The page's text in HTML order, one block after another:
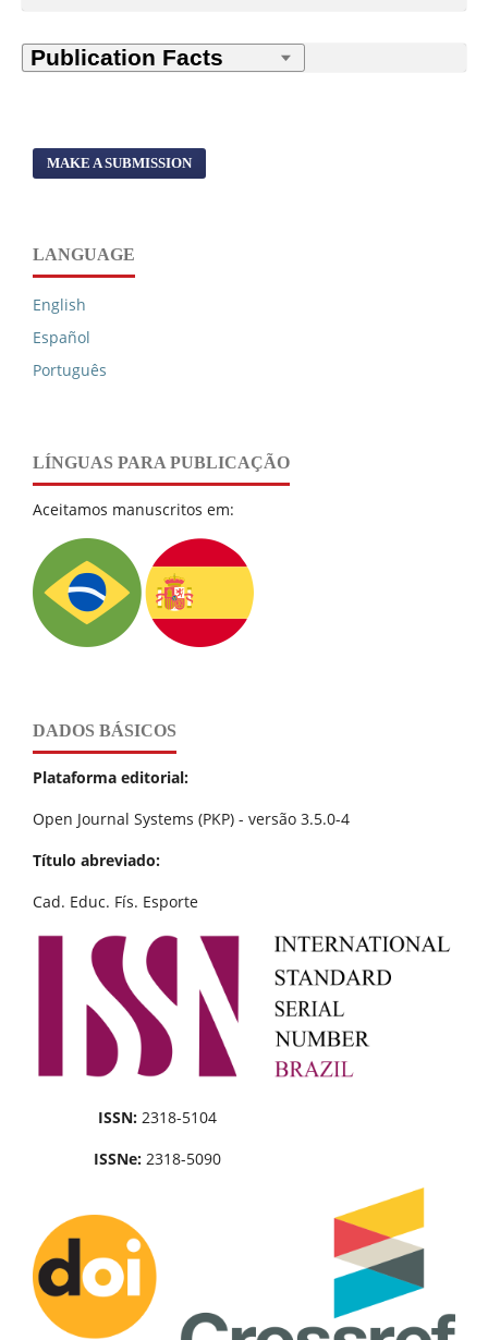
MAKE A SUBMISSION
LANGUAGE
English
Español
Português
LÍNGUAS PARA PUBLICAÇÃO
Aceitamos manuscritos em:
DADOS BÁSICOS
Plataforma editorial:
Open Journal Systems (PKP) - versão 3.5.0-4
Título abreviado:
Cad. Educ. Fís. Esporte
ISSN: 2318-5104
ISSNe: 2318-5090